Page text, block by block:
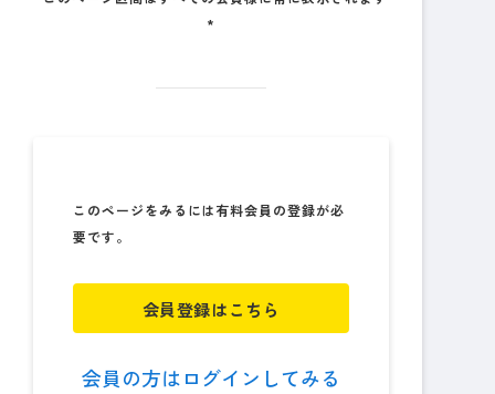
*
このページをみるには有料会員の登録が必
要です。
会員登録はこちら
会員の方はログインしてみる